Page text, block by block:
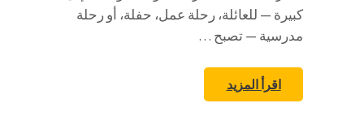
كبيرة — للعائلة، رحلة عمل، حفلة، أو رحلة
مدرسية — تصبح …
اقرأ المزيد